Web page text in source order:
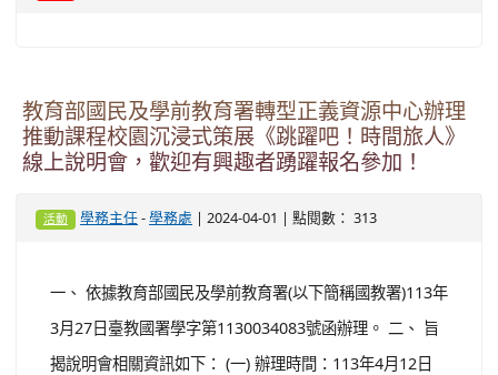
教育部國民及學前教育署轉型正義資源中心辦理
推動課程校園沉浸式策展《跳躍吧！時間旅人》
線上說明會，歡迎有興趣者踴躍報名參加！
活動 學務主任 -學務處 | 2024-04-01 | 點閱數： 313
一、 依據教育部國民及學前教育署(以下簡稱國教署)113年
3月27日臺教國署學字第1130034083號函辦理。 二、 旨
揭說明會相關資訊如下： (一) 辦理時間：113年4月12日